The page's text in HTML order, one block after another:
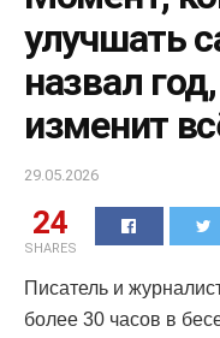
улучшать
назвал
изменит
29.05.2026
24
SHARES
Писатель и
более 30 часов в